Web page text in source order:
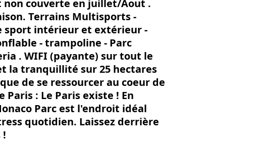
non couverte en juillet/Aout .
Terrains Multisports -
sport intérieur et extérieur -
- trampoline - Parc
. WIFI (payante) sur tout le
la tranquillité sur 25 hectares
de se ressourcer au coeur de
Paris : Le Paris existe ! En
Parc est l'endroit idéal
quotidien. Laissez derrière
!